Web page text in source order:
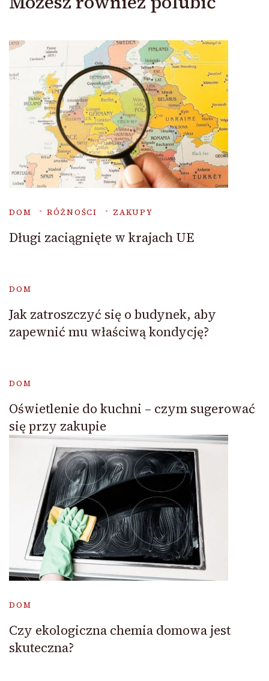
DOM RÓŻNOŚCI ZAKUPY
Długi zaciągnięte w krajach UE
DOM
Jak zatroszczyć się o budynek, aby
zapewnić mu właściwą kondycję?
DOM
Oświetlenie do kuchni – czym sugerować
się przy zakupie
DOM
Czy ekologiczna chemia domowa jest
skuteczna?